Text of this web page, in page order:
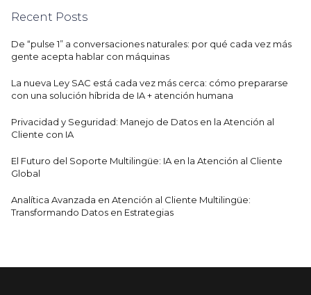
Recent Posts
De “pulse 1” a conversaciones naturales: por qué cada vez más
gente acepta hablar con máquinas
La nueva Ley SAC está cada vez más cerca: cómo prepararse
con una solución híbrida de IA + atención humana
Privacidad y Seguridad: Manejo de Datos en la Atención al
Cliente con IA
El Futuro del Soporte Multilingüe: IA en la Atención al Cliente
Global
Analítica Avanzada en Atención al Cliente Multilingüe:
Transformando Datos en Estrategias